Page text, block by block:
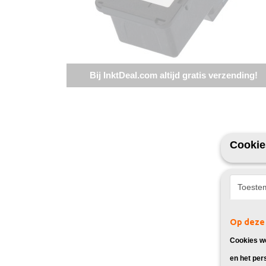
Bij InktDeal.com altijd gratis verzending!
Op
Cookies
en het